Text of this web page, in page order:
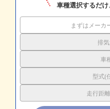
車種選択するだ
まずはメーカ
排
車
型式(
走行距